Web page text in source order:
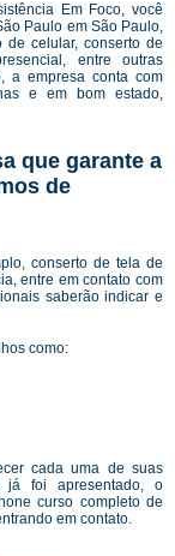
Em Foco, você
Paulo em São Paulo,
de celular, conserto de
entre outras
a empresa conta com
e em bom estado,
que garante a
de
conserto de tela de
entre em contato com
saberão indicar e
como:
cada uma de suas
já foi apresentado, o
curso completo de
em contato.